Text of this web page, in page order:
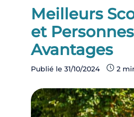
Meilleurs
et
Avantages
Publié le 31/10/2024